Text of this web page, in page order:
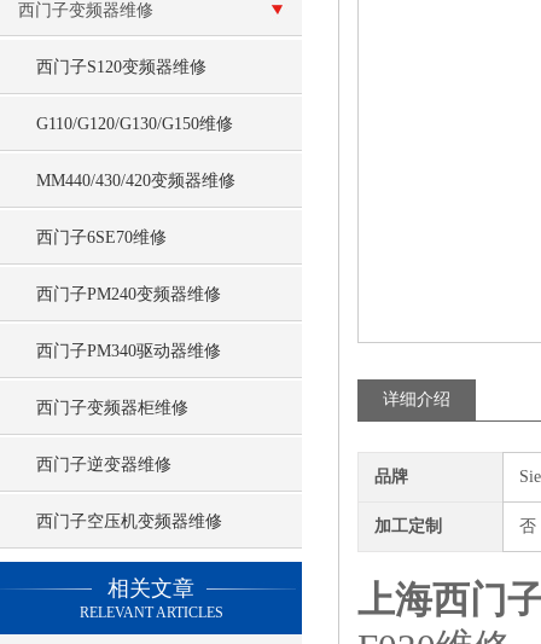
西门子变频器维修
西门子S120变频器维修
G110/G120/G130/G150维修
MM440/430/420变频器维修
西门子6SE70维修
西门子PM240变频器维修
西门子PM340驱动器维修
西门子变频器柜维修
西门子逆变器维修
西门子空压机变频器维修
相关文章
RELEVANT ARTICLES
详细介绍
品牌
加工定制 否
上海西门